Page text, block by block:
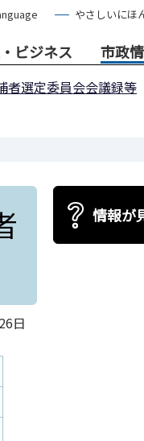
やさしいにほ
ビジネス 市政
者選定委員会会議録等
日
情報が